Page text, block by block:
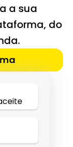
a sua
do